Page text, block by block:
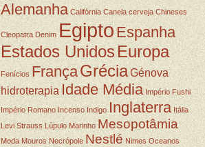
Alemanha Califórnia Canela cerveja Chineses
Cleopatra Denim EgiptoEspanha
Estados UnidosEuropa
Fenícios FrançaGréciaGénova
hidroterapiaIdade Média Império Fushi
Império Romano Incenso Indigo Inglaterra Itália
Levi Strauss Lúpulo Marinho Mesopotâmia
Moda Mouros Necrópole Nestlé Nimes Oceanos